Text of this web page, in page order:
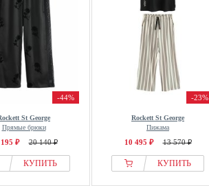
-44%
St George
Прямые брюки
₽ 20 140 ₽
КУПИТЬ
-23%
Rockett St George
Пижама
10 495 ₽ 13 570 ₽
КУПИТЬ